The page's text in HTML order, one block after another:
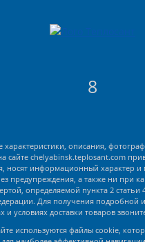
8
характеристики, описания,
сайте chelyabinsk.teplosant.com
носят информационный характер и
предупреждения, а также ни при
определяемой пункта 2 статьи
Для получения подробной
и условиях доставки товаров
используются файлы cookie,